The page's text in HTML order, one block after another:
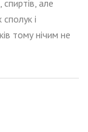
але
і
тому нічим не